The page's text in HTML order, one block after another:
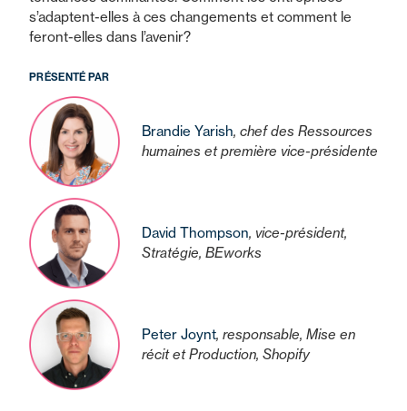
s’adaptent-elles à ces changements et comment le
feront-elles dans l’avenir?
PRÉSENTÉ PAR
Brandie Yarish, chef des Ressources
humaines et première vice-présidente
David Thompson, vice-président,
Stratégie, BEworks
Peter Joynt, responsable, Mise en
récit et Production, Shopify